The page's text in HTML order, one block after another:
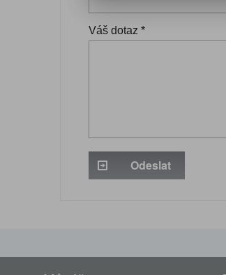
Váš dotaz *
Odeslat